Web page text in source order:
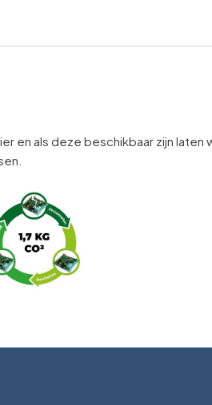
en als deze beschikbaar zijn laten